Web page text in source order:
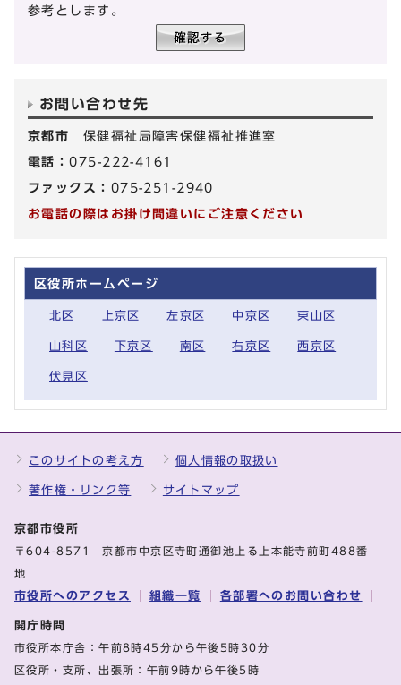
参考とします。
お問い合わせ先
京都市 保健福祉局障害保健福祉推進室
電話：075-222-4161
ファックス： 075-251-2940
お電話の際はお掛け間違いにご注意ください
区役所ホームページ
北区 上京区 左京区 中京区 東山区
山科区 下京区 南区 右京区 西京区
伏見区
このサイトの考え方 個人情報の取扱い
著作権・リンク等 サイトマップ
京都市役所
〒604-8571 京都市中京区寺町通御池上る上本能寺前町488番
地
市役所へのアクセス 組織一覧 各部署へのお問い合わせ
開庁時間
市役所本庁舎：午前8時45分から午後5時30分
区役所・支所、出張所：午前9時から午後5時